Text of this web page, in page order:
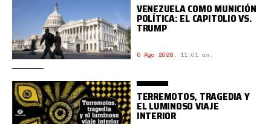
VENEZUELA COMO MUNICIÓN
POLÍTICA: EL CAPITOLIO VS.
TRUMP
6 Ago 2026, 11:01 am.
TERREMOTOS, TRAGEDIA Y
EL LUMINOSO VIAJE
INTERIOR